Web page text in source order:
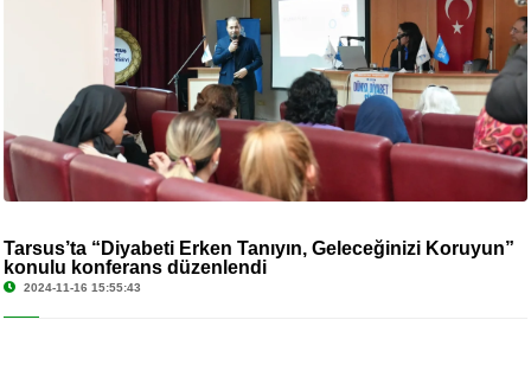
Tarsus’ta “Diyabeti Erken Tanıyın, Geleceğinizi Koruyun”
konulu konferans düzenlendi
2024-11-16 15:55:43